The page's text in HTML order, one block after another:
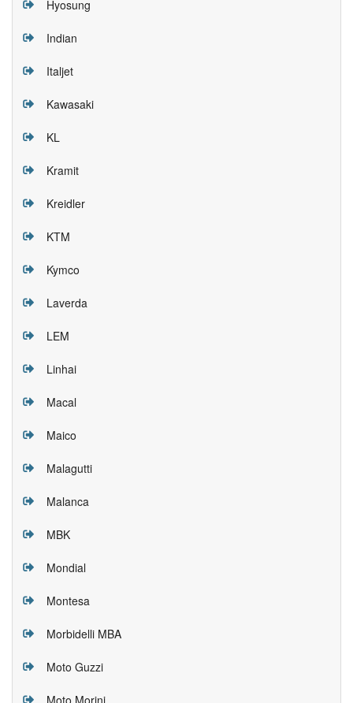
Hyosung
Indian
Italjet
Kawasaki
KL
Kramit
Kreidler
KTM
Kymco
Laverda
LEM
Linhai
Macal
Maico
Malagutti
Malanca
MBK
Mondial
Montesa
Morbidelli MBA
Moto Guzzi
Moto Morini